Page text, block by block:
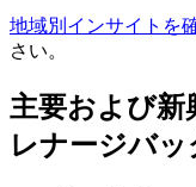
地域別インサイトを
さい。
主要および新
レナージバッ